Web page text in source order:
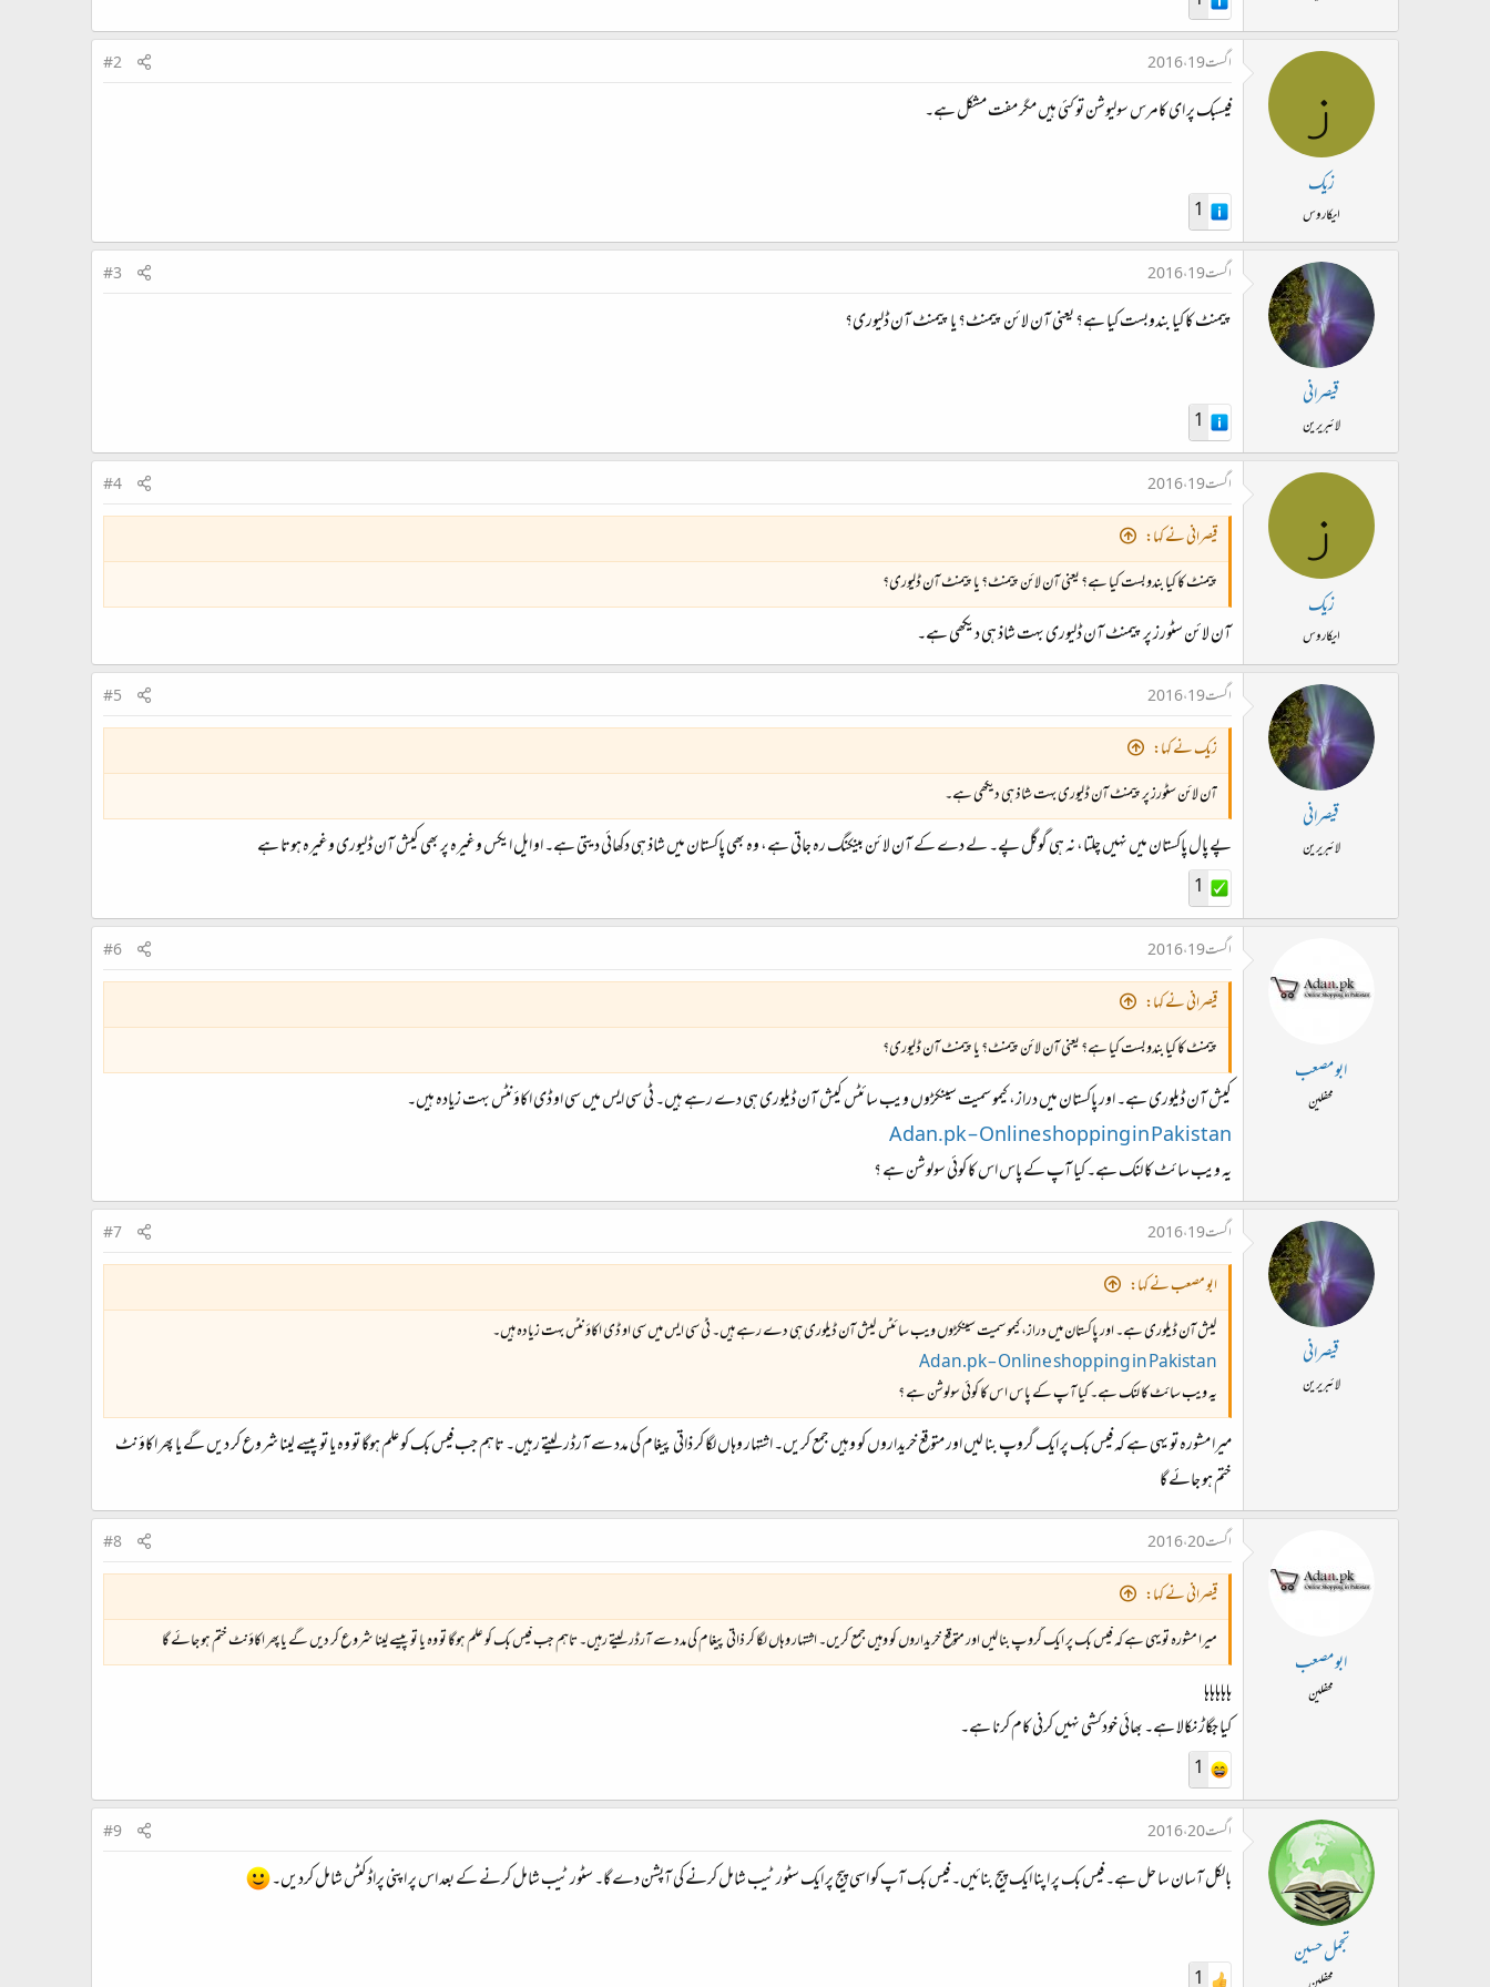
د
ا
ز
زیک
ایکاروس
اگست 19، 2016 #2
فیسبک پر ای کامرس سولیوشن تو کئی ہیں مگر مفت مشکل ہے۔
1
قیصرانی
لائبریرین
اگست 19، 2016 #3
پیمنٹ کا کیا بندوبست کیا ہے؟ یعنی آن لائن پیمنٹ؟ یا پیمنٹ آن ڈلیوری؟
1
ز
زیک
ایکاروس
اگست 19، 2016 #4
قیصرانی نے کہا:
پیمنٹ کا کیا بندوبست کیا ہے؟ یعنی آن لائن پیمنٹ؟ یا پیمنٹ آن ڈلیوری؟
آن لائن سٹورز پر پیمنٹ آن ڈلیوری بہت شاذ ہی دیکھی ہے۔
قیصرانی
لائبریرین
اگست 19، 2016 #5
زیک نے کہا:
آن لائن سٹورز پر پیمنٹ آن ڈلیوری بہت شاذ ہی دیکھی ہے۔
پے پال پاکستان میں نہیں چلتا، نہ ہی گوگل پے۔ لے دے کے آن لائن بینکنگ رہ جاتی ہے، وہ بھی پاکستان میں شاذ ہی دکھائی دیتی ہے۔ او ایل ایکس وغیرہ پر بھی کیش آن ڈلیوری وغیرہ ہوتا ہے
1
ابو مصعب
محفلین
اگست 19، 2016 #6
قیصرانی نے کہا:
پیمنٹ کا کیا بندوبست کیا ہے؟ یعنی آن لائن پیمنٹ؟ یا پیمنٹ آن ڈلیوری؟
کیش آن ڈیلوری ہے۔ اور پاکستان میں دراز، کیمو سمیت سینکڑوں ویب سائٹس کیش آن ڈیلوری ہی دے رہے ہیں۔ ٹی سی ایس میں سی او ڈی اکاؤنٹس بہت زیادہ ہیں۔
Adan.pk – Online shopping in Pakistan
یہ ویب سائٹ کا لنک ہے۔ کیا آپ کے پاس اس کا کوئی سولوشن ہے ؟
قیصرانی
لائبریرین
اگست 19، 2016 #7
ابو مصعب نے کہا:
کیش آن ڈیلوری ہے۔ اور پاکستان میں دراز، کیمو سمیت سینکڑوں ویب سائٹس کیش آن ڈیلوری ہی دے رہے ہیں۔ ٹی سی ایس میں سی او ڈی اکاؤنٹس بہت زیادہ ہیں۔
Adan.pk – Online shopping in Pakistan
یہ ویب سائٹ کا لنک ہے۔ کیا آپ کے پاس اس کا کوئی سولوشن ہے ؟
میرا مشورہ تو یہی ہے کہ فیس بک پر ایک گروپ بنا لیں اور متوقع خریداروں کو وہیں جمع کریں۔ اشتہار وہاں لگا کر ذاتی پیغام کی مدد سے آرڈر لیتے رہیں۔ تاہم جب فیس بک کو علم ہوگا تو وہ یا تو پیسے لینا شروع کر دیں گے یا پھر اکاؤنٹ
ختم ہو جائے گا
ابو مصعب
محفلین
اگست 20، 2016 #8
قیصرانی نے کہا:
میرا مشورہ تو یہی ہے کہ فیس بک پر ایک گروپ بنا لیں اور متوقع خریداروں کو وہیں جمع کریں۔ اشتہار وہاں لگا کر ذاتی پیغام کی مدد سے آرڈر لیتے رہیں۔ تاہم جب فیس بک کو علم ہوگا تو وہ یا تو پیسے لینا شروع کر دیں گے یا پھر اکاؤنٹ ختم ہو جائے گا
ہاہاہاہاہا
کیا جگاڑ نکالا ہے۔ بھائی خودکشی نہیں کرنی کام کرنا ہے۔
1
تجمل حسین
اگست 20، 2016 #9
بالکل آسان سا حل ہے۔ فیس بک پر اپنا ایک پیج بنائیں۔ فیس بک آپ کو اسی پیج پر ایک سٹور ٹیب شامل کرنے کی آپشن دے گا۔ سٹور ٹیب شامل کرنے کے بعد اس پر اپنی پراڈکٹس شامل کردیں۔
1